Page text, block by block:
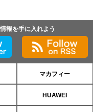
報を手に入れよう
マカフィー
HUAWEI